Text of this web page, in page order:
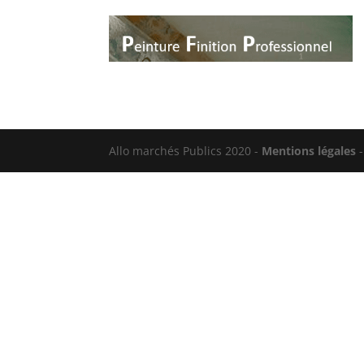
Allo marchés Publics 2020 - Mentions légales -